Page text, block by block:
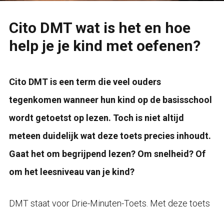
Cito DMT wat is het en hoe
help je je kind met oefenen?
Cito DMT is een term die veel ouders
tegenkomen wanneer hun kind op de basisschool
wordt getoetst op lezen. Toch is niet altijd
meteen duidelijk wat deze toets precies inhoudt.
Gaat het om begrijpend lezen? Om snelheid? Of
om het leesniveau van je kind?
DMT staat voor Drie-Minuten-Toets. Met deze toets